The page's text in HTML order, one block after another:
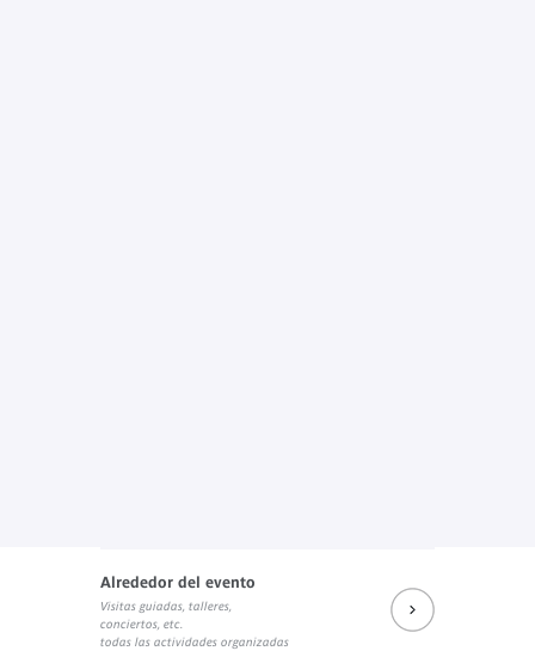
Alrededor del evento
Visitas guiadas, talleres,
conciertos, etc.
todas las actividades organizadas